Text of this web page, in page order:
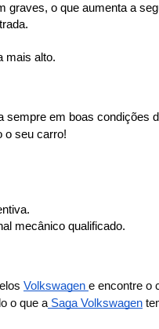
graves, o que aumenta a
mais alto.
sempre em boas condições
o seu carro!
mecânico qualificado.
Volkswagen e encontre o
o que a Saga Volkswagen